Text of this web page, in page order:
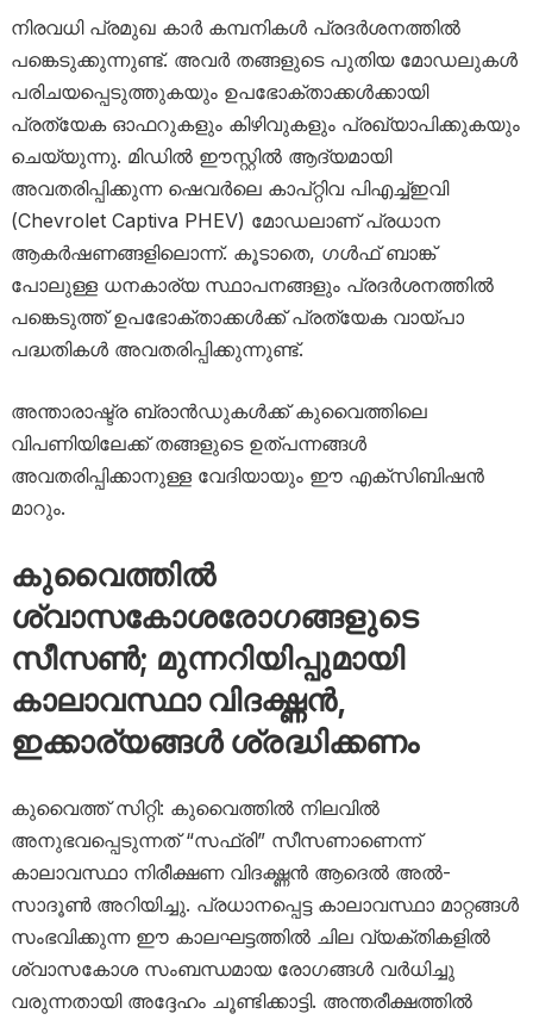
നിരവധി പ്രമുഖ കാർ കമ്പനികൾ പ്രദർശനത്തിൽ
പങ്കെടുക്കുന്നുണ്ട്. അവർ തങ്ങളുടെ പുതിയ മോഡലുകൾ
പരിചയപ്പെടുത്തുകയും ഉപഭോക്താക്കൾക്കായി
പ്രത്യേക ഓഫറുകളും കിഴിവുകളും പ്രഖ്യാപിക്കുകയും
ചെയ്യുന്നു. മിഡിൽ ഈസ്റ്റിൽ ആദ്യമായി
അവതരിപ്പിക്കുന്ന ഷെവർലെ കാപ്റ്റിവ പിഎച്ച്ഇവി
(Chevrolet Captiva PHEV) മോഡലാണ് പ്രധാന
ആകർഷണങ്ങളിലൊന്ന്. കൂടാതെ, ഗൾഫ് ബാങ്ക്
പോലുള്ള ധനകാര്യ സ്ഥാപനങ്ങളും പ്രദർശനത്തിൽ
പങ്കെടുത്ത് ഉപഭോക്താക്കൾക്ക് പ്രത്യേക വായ്പാ
പദ്ധതികൾ അവതരിപ്പിക്കുന്നുണ്ട്.
അന്താരാഷ്ട്ര ബ്രാൻഡുകൾക്ക് കുവൈത്തിലെ
വിപണിയിലേക്ക് തങ്ങളുടെ ഉത്പന്നങ്ങൾ
അവതരിപ്പിക്കാനുള്ള വേദിയായും ഈ എക്‌സിബിഷൻ
മാറും.
കുവൈത്തിൽ
ശ്വാസകോശരോഗങ്ങളുടെ
സീസൺ; മുന്നറിയിപ്പുമായി
കാലാവസ്ഥാ വിദഗ്ദ്ധൻ,
ഇക്കാര്യങ്ങൾ ശ്രദ്ധിക്കണം
കുവൈത്ത് സിറ്റി: കുവൈത്തിൽ നിലവിൽ
അനുഭവപ്പെടുന്നത് “സഫ്രി” സീസണാണെന്ന്
കാലാവസ്ഥാ നിരീക്ഷണ വിദഗ്ദ്ധൻ ആദെൽ അൽ-
സാദൂൺ അറിയിച്ചു. പ്രധാനപ്പെട്ട കാലാവസ്ഥാ മാറ്റങ്ങൾ
സംഭവിക്കുന്ന ഈ കാലഘട്ടത്തിൽ ചില വ്യക്തികളിൽ
ശ്വാസകോശ സംബന്ധമായ രോഗങ്ങൾ വർധിച്ചു
വരുന്നതായി അദ്ദേഹം ചൂണ്ടിക്കാട്ടി. അന്തരീക്ഷത്തിൽ